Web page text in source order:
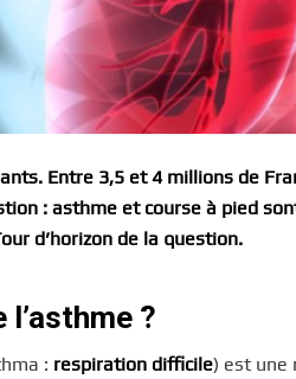
Entre 3,5 et 4 millions de
: asthme et course à pied
d’horizon de la question.
l’asthme ?
: respiration difficile) est une